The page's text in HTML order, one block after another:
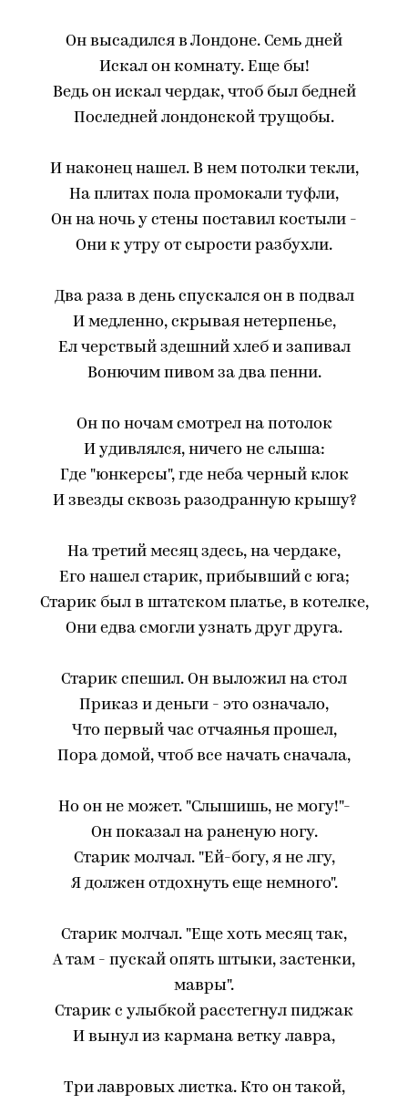
Он высадился в Лондоне. Семь дней
Искал он комнату. Еще бы!
Ведь он искал чердак, чтоб был бедней
Последней лондонской трущобы.
И наконец нашел. В нем потолки текли,
На плитах пола промокали туфли,
Он на ночь у стены поставил костыли -
Они к утру от сырости разбухли.
Два раза в день спускался он в подвал
И медленно, скрывая нетерпенье,
Ел черствый здешний хлеб и запивал
Вонючим пивом за два пенни.
Он по ночам смотрел на потолок
И удивлялся, ничего не слыша:
Где "юнкерсы", где неба черный клок
И звезды сквозь разодранную крышу?
На третий месяц здесь, на чердаке,
Его нашел старик, прибывший с юга;
Старик был в штатском платье, в котелке,
Они едва смогли узнать друг друга.
Старик спешил. Он выложил на стол
Приказ и деньги - это означало,
Что первый час отчаянья прошел,
Пора домой, чтоб все начать сначала,
Но он не может. "Слышишь, не могу!"-
Он показал на раненую ногу.
Старик молчал. "Ей-богу, я не лгу,
Я должен отдохнуть еще немного".
Старик молчал. "Еще хоть месяц так,
А там - пускай опять штыки, застенки,
мавры".
Старик с улыбкой расстегнул пиджак
И вынул из кармана ветку лавра,
Три лавровых листка. Кто он такой,